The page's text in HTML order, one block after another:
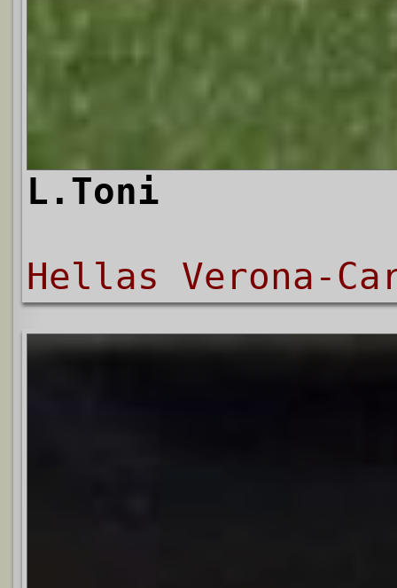
L.Toni
Hellas Verona-